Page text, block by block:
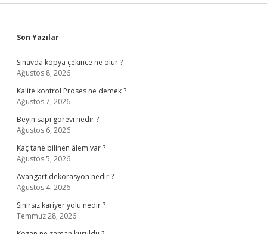
Sidebar
Son Yazılar
Sınavda kopya çekince ne olur ?
Ağustos 8, 2026
Kalite kontrol Proses ne demek ?
Ağustos 7, 2026
Beyin sapı görevi nedir ?
Ağustos 6, 2026
Kaç tane bilinen âlem var ?
Ağustos 5, 2026
Avangart dekorasyon nedir ?
Ağustos 4, 2026
Sınırsız kariyer yolu nedir ?
Temmuz 28, 2026